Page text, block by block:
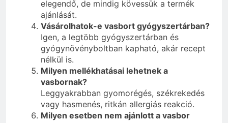
elegendő, de mindig kövessük a termék
ajánlását.
Vásárolhatok-e vasbort gyógyszertárban?
Igen, a legtöbb gyógyszertárban és
gyógynövényboltban kapható, akár recept
nélkül is.
Milyen mellékhatásai lehetnek a
vasbornak?
Leggyakrabban gyomorégés, székrekedés
vagy hasmenés, ritkán allergiás reakció.
Milyen esetben nem ajánlott a vasbor